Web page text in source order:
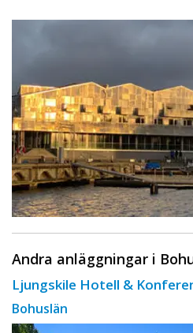
Andra anläggningar i
Ljungskile Hotell &
Bohuslän